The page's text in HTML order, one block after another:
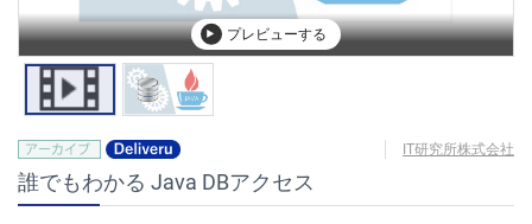
プレビューする
IT研究所株式会社
誰でもわかる Java DBアクセス